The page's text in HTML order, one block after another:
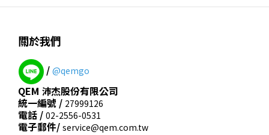
關於我們
/ @qemgo
QEM 沛杰股份有限公司
統一編號 / 27999126
電話 / 02-2556-0531
電子郵件/ service@qem.com.tw